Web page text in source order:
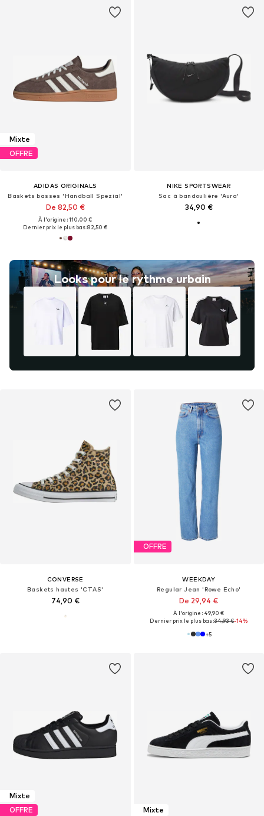
Mixte
OFFRE
ADIDAS ORIGINALS
Baskets basses 'Handball Spezial'
De 82,50 €
À l'origine : 110,00 €
Dernier prix le plus bas :82,50 €
Looks pour le rythme urbain
NIKE SPORTSWEAR
Sac à bandoulière 'Aura'
34,90 €
CONVERSE
Baskets hautes 'CTAS'
74,90 €
OFFRE
WEEKDAY
Regular Jean 'Rowe Echo'
De 29,94 €
À l'origine : 49,90 €
Dernier prix le plus bas :34,93 €-14%
+5
Mixte
OFFRE
Mixte